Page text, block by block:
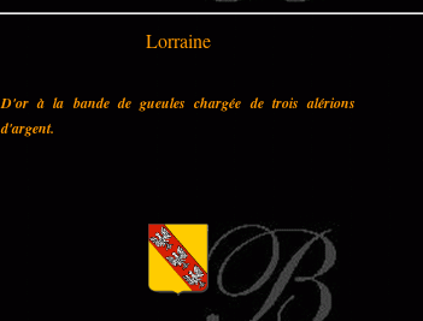
Lorraine
D'or à la bande de gueules chargée de trois alérions
d'argent.